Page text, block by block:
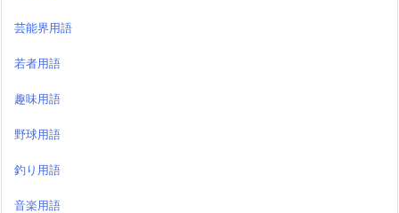
芸能界用語
若者用語
趣味用語
野球用語
釣り用語
音楽用語